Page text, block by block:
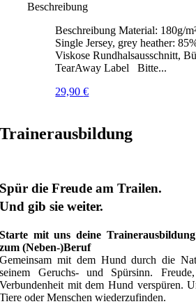
Beschreibung
Beschreibung Material: 180g/
Single Jersey, grey heather:
Viskose Rundhalsausschnitt,
TearAway Label Bitte...
29,90€
Trainerausbildung
Spür die Freude am Trailen.
Und gib sie weiter.
Starte mit uns deine
zum (Neben-)Beruf
Gemeinsam mit dem Hund durch die
seinem Geruchs- und Spürsinn.
Verbundenheit mit dem Hund verspüren.
Tiere oder Menschen wiederzufinden.